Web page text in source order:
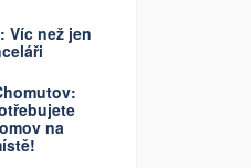
Víc než jen
na